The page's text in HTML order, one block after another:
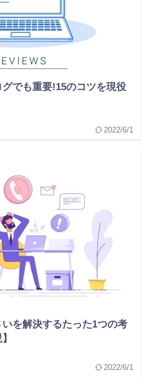
でも重要!15のコツを現役
2022/6/1
を解決するたった1つの考
2022/6/1